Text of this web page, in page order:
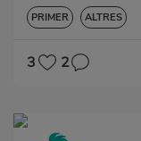
PRIMER ALTRES
3 2